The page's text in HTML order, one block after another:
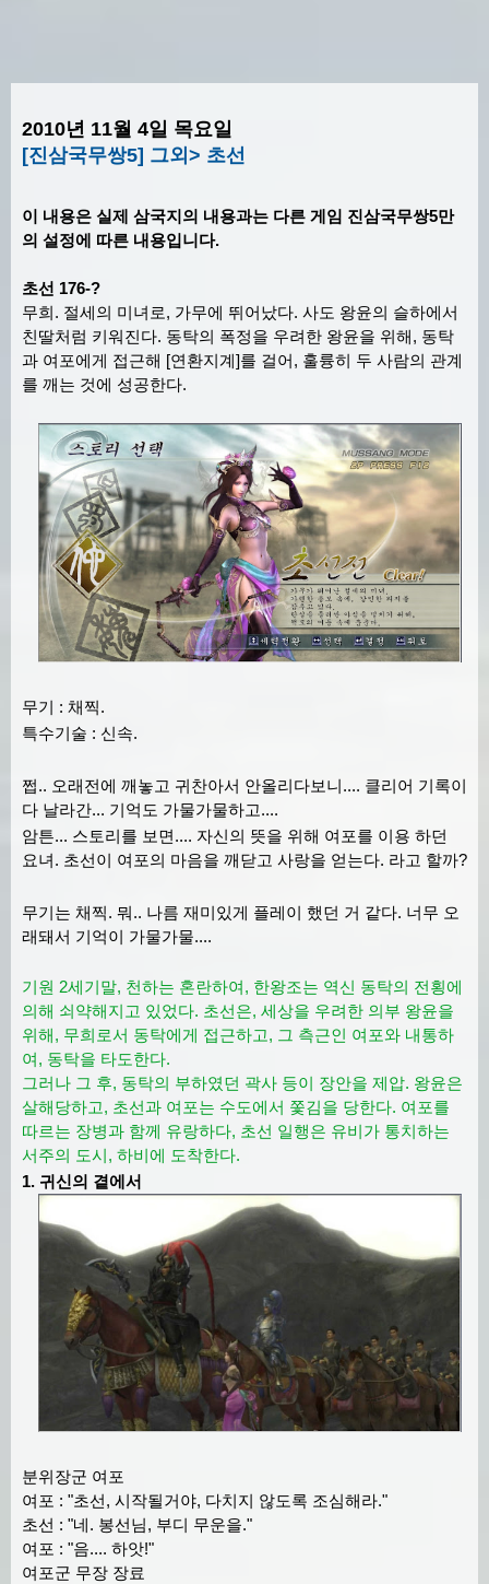
2010년 11월 4일 목요일
[진삼국무쌍5] 그외> 초선
이 내용은 실제 삼국지의 내용과는 다른 게임 진삼국무쌍5만
의 설정에 따른 내용입니다.
초선 176-?
무희. 절세의 미녀로, 가무에 뛰어났다. 사도 왕윤의 슬하에서
친딸처럼 키워진다. 동탁의 폭정을 우려한 왕윤을 위해, 동탁
과 여포에게 접근해 [연환지계]를 걸어, 훌륭히 두 사람의 관계
를 깨는 것에 성공한다.
무기 : 채찍.
특수기술 : 신속.
쩝.. 오래전에 깨놓고 귀찬아서 안올리다보니.... 클리어 기록이
다 날라간... 기억도 가물가물하고....
암튼... 스토리를 보면.... 자신의 뜻을 위해 여포를 이용 하던
요녀. 초선이 여포의 마음을 깨닫고 사랑을 얻는다. 라고 할까?
무기는 채찍. 뭐.. 나름 재미있게 플레이 했던 거 같다. 너무 오
래돼서 기억이 가물가물....
기원 2세기말, 천하는 혼란하여, 한왕조는 역신 동탁의 전횡에
의해 쇠약해지고 있었다. 초선은, 세상을 우려한 의부 왕윤을
위해, 무희로서 동탁에게 접근하고, 그 측근인 여포와 내통하
여, 동탁을 타도한다.
그러나 그 후, 동탁의 부하였던 곽사 등이 장안을 제압. 왕윤은
살해당하고, 초선과 여포는 수도에서 쫓김을 당한다. 여포를
따르는 장병과 함께 유랑하다, 초선 일행은 유비가 통치하는
서주의 도시, 하비에 도착한다.
1. 귀신의 곁에서
분위장군 여포
여포 : "초선, 시작될거야, 다치지 않도록 조심해라."
초선 : "네. 봉선님, 부디 무운을."
여포 : "음.... 하앗!"
여포군 무장 장료